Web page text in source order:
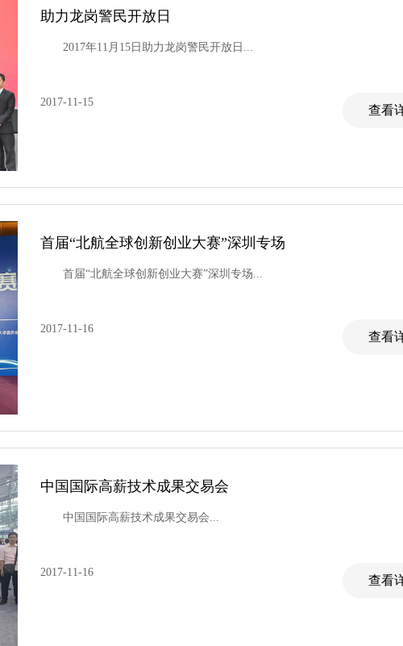
助力龙岗警民开放日
2017年11月15日助力龙岗警民开放日...
2017-11-15
查看
首届“北航全球创新创业大赛”深圳专场
首届“北航全球创新创业大赛”深圳专场...
2017-11-16
查看
中国国际高薪技术成果交易会
中国国际高薪技术成果交易会...
2017-11-16
查看